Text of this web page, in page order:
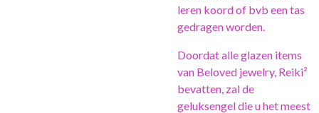
leren koord of bvb een tas
gedragen worden.
Doordat alle glazen items
van Beloved jewelry, Reiki²
bevatten, zal de
geluksengel die u het meest